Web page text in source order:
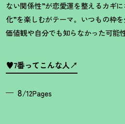
ない関係性”が恋愛運を整えるカギに
化”を楽しむがテーマ。いつもの枠
価値観や自分でも知らなかった可能
♥7番ってこんな人
8/12Pages